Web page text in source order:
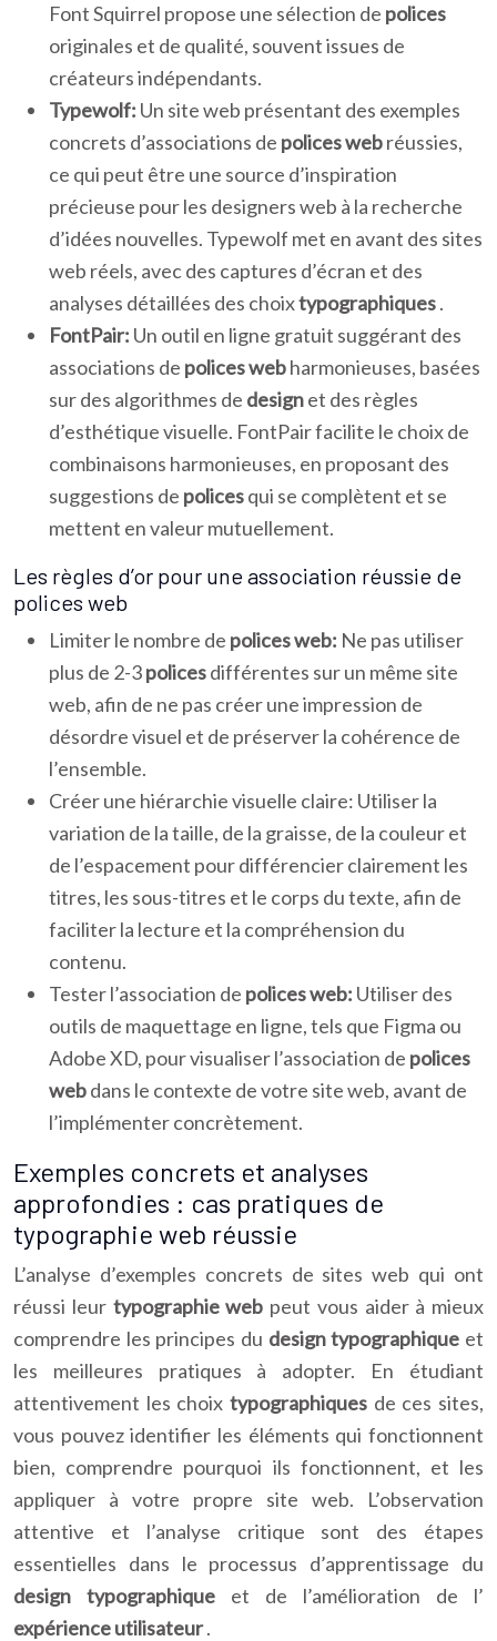
Font Squirrel propose une sélection de polices
originales et de qualité, souvent issues de
créateurs indépendants.
Typewolf: Un site web présentant des exemples
concrets d’associations de polices webréussies,
ce qui peut être une source d’inspiration
précieuse pour les designers web à la recherche
d’idées nouvelles. Typewolf met en avant des sites
web réels, avec des captures d’écran et des
analyses détaillées des choixtypographiques.
FontPair: Un outil en ligne gratuit suggérant des
associations de polices webharmonieuses, basées
sur des algorithmes de designet des règles
d’esthétique visuelle. FontPair facilite le choix de
combinaisons harmonieuses, en proposant des
suggestions de policesqui se complètent et se
mettent en valeur mutuellement.
Les règles d’or pour une association réussie de
polices web
Limiter le nombre de polices web: Ne pas utiliser
plus de 2-3policesdifférentes sur un même site
web, afin de ne pas créer une impression de
désordre visuel et de préserver la cohérence de
l’ensemble.
Créer une hiérarchie visuelle claire: Utiliser la
variation de la taille, de la graisse, de la couleur et
de l’espacement pour différencier clairement les
titres, les sous-titres et le corps du texte, afin de
faciliter la lecture et la compréhension du
contenu.
Tester l’association de polices web: Utiliser des
outils de maquettage en ligne, tels que Figma ou
Adobe XD, pour visualiser l’association de polices
webdans le contexte de votre site web, avant de
l’implémenter concrètement.
Exemples concrets et analyses
approfondies : cas pratiques de
typographie web réussie
L’analyse d’exemples concrets de sites web qui ont
réussi leur typographie web peut vous aider à mieux
comprendre les principes du design typographique et
les meilleures pratiques à adopter. En étudiant
attentivement les choix typographiques de ces sites,
vous pouvez identifier les éléments qui fonctionnent
bien, comprendre pourquoi ils fonctionnent, et les
appliquer à votre propre site web. L’observation
attentive et l’analyse critique sont des étapes
essentielles dans le processus d’apprentissage du
design typographique et de l’amélioration de l’
expérience utilisateur.